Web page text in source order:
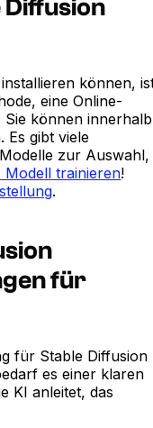
Diffusion
können,
eine Online-
Sie können innerhalb
Es gibt viele
zur Auswahl,
Modell trainieren!
.
für
für Stable Diffusion
es einer klaren
KI anleitet, das